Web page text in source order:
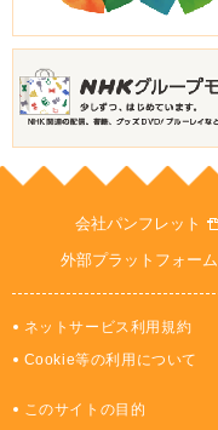
会社パンフレット
外部プラットフォーム
ネットサービス利用規約
Cookie等の利用について
このサイトの目的